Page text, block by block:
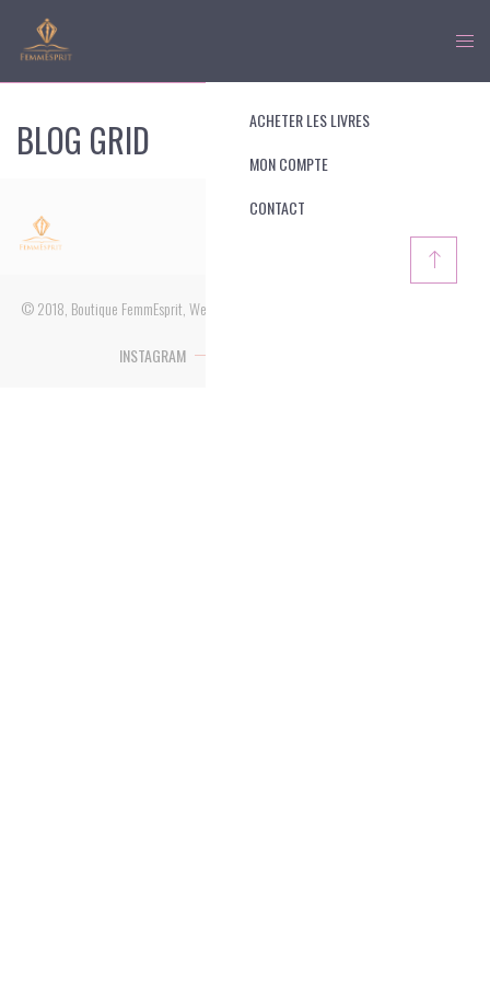
ACHETER LES LIVRES
MON COMPTE
CONTACT
BLOG GRID
© 2018, Boutique FemmEsprit, Webmaster : MMentreprise
INSTAGRAM